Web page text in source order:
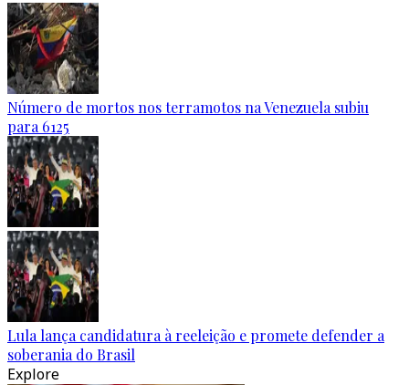
Número de mortos nos terramotos na Venezuela subiu
para 6125
Lula lança candidatura à reeleição e promete defender a
soberania do Brasil
Explore